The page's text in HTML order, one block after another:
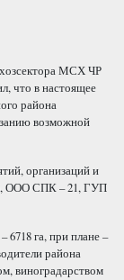
МСХ ЧР
что в настоящее
района
возможной
организаций и
ООО СПК – 21, ГУП
6718 га, при плане –
района
виноградарством